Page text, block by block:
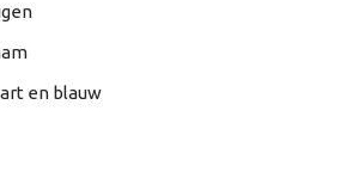
en blauw